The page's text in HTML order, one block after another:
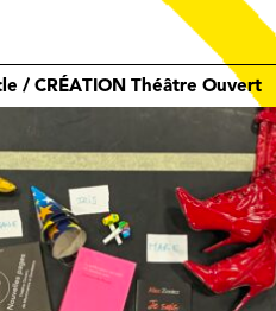
/ CRÉATION Théâtre Ouvert